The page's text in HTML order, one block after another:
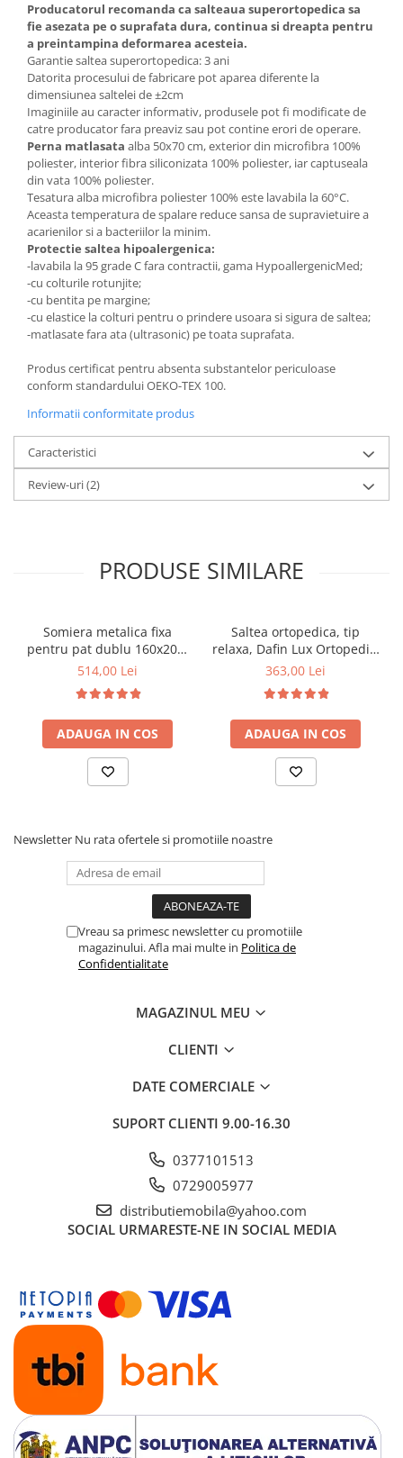
Producatorul recomanda ca salteaua superortopedica sa
fie asezata pe o suprafata dura, continua si dreapta pentru
a preintampina deformarea acesteia.
Garantie saltea superortopedica: 3 ani
Datorita procesului de fabricare pot aparea diferente la
dimensiunea saltelei de ±2cm
Imaginiile au caracter informativ, produsele pot fi modificate de
catre producator fara preaviz sau pot contine erori de operare.
Perna matlasata alba 50x70 cm, exterior din microfibra 100%
poliester, interior fibra siliconizata 100% poliester, iar captuseala
din vata 100% poliester.
Tesatura alba microfibra poliester 100% este lavabila la 60°C.
Aceasta temperatura de spalare reduce sansa de supravietuire a
acarienilor si a bacteriilor la minim.
Protectie saltea hipoalergenica:
-lavabila la 95 grade C fara contractii, gama HypoallergenicMed;
-cu colturile rotunjite;
-cu bentita pe margine;
-cu elastice la colturi pentru o prindere usoara si sigura de saltea;
-matlasate fara ata (ultrasonic) pe toata suprafata.
Produs certificat pentru absenta substantelor periculoase
conform standardului OEKO-TEX 100.
Informatii conformitate produs
Caracteristici
Review-uri(2)
PRODUSE SIMILARE
Somiera metalica fixa
pentru pat dublu 160x200,
6 picioare, 32 lamele lemn
saltea ferm, negru
514,00 Lei
ADAUGA IN COS
Saltea ortopedica, tip
relaxa, Dafin Lux Ortopedic,
90x200x21cm, fermitate
tip Bonell, fata vara-iarna,
sistem de aerisire cu
butoni, Salt Confort
363,00 Lei
ADAUGA IN COS
Newsletter Nu rata ofertele si promotiile noastre
Vreau sa primesc newsletter cu promotiile
magazinului. Afla mai multe in Politica de
Confidentialitate
MAGAZINUL MEU
CLIENTI
DATE COMERCIALE
SUPORT CLIENTI 9.00-16.30
0377101513
0729005977
distributiemobila@yahoo.com
SOCIAL URMARESTE-NE IN SOCIAL MEDIA